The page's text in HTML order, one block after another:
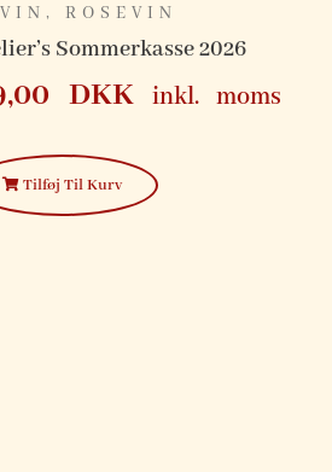
, ROSEVIN
Sommerkasse 2026
DKK inkl. moms
Tilføj Til Kurv